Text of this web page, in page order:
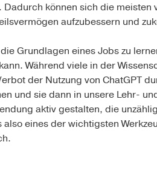
können sich die meisten
aufzubessern und
Grundlagen eines Jobs zu
Während viele in der
der Nutzung von ChatGPT
und sie dann in unsere Lehr-
aktiv gestalten, die
eines der wichtigsten